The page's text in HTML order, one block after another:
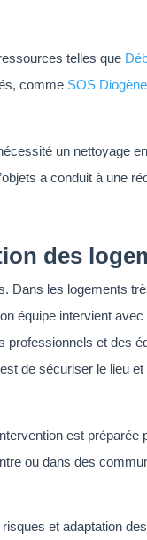
telles que
comme SOS
un nettoyage
a conduit à une
des
Dans les logements
équipe intervient
et des
de sécuriser le lieu
est préparée
ou dans des
et adaptation